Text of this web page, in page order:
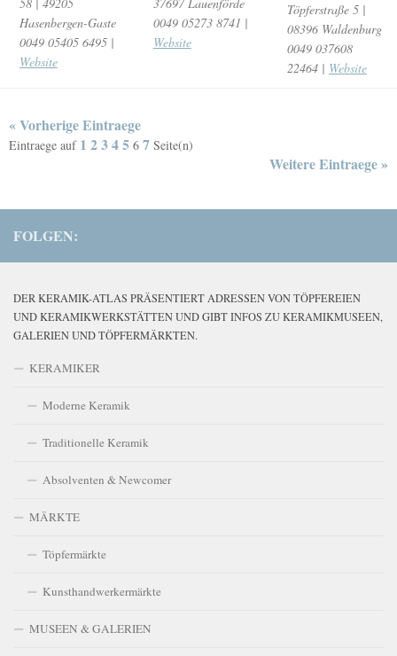
Hasenbergen-Gaste
0049 05405 6495 |
Website
0049 05273 8741 |
Website
Töpferstraße 5 |
08396 Waldenburg
0049 037608
22464 | Website
« Vorherige Eintraege
Eintraege auf 1 2345 6 7 Seite(n)
Weitere Eintraege »
FOLGEN:
DER KERAMIK-ATLAS PRÄSENTIERT ADRESSEN VON TÖPFEREIEN
UND KERAMIKWERKSTÄTTEN UND GIBT INFOS ZU KERAMIKMUSEEN,
GALERIEN UND TÖPFERMÄRKTEN.
KERAMIKER
Moderne Keramik
Traditionelle Keramik
Absolventen & Newcomer
MÄRKTE
Töpfermärkte
Kunsthandwerkermärkte
MUSEEN & GALERIEN